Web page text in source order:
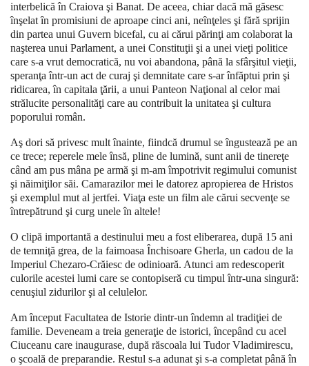
interbelică în Craiova şi Banat. De aceea, chiar dacă mă găsesc
înşelat în promisiuni de aproape cinci ani, neînţeles şi fără sprijin
din partea unui Guvern bicefal, cu ai cărui părinţi am colaborat la
naşterea unui Parlament, a unei Constituţii şi a unei vieţi politice
care s-a vrut democratică, nu voi abandona, până la sfârşitul vieţii,
speranţa într-un act de curaj şi demnitate care s-ar înfăptui prin şi
ridicarea, în capitala ţării, a unui Panteon Naţional al celor mai
strălucite personalităţi care au contribuit la unitatea şi cultura
poporului român.
Aş dori să privesc mult înainte, fiindcă drumul se îngustează pe an
ce trece; reperele mele însă, pline de lumină, sunt anii de tinereţe
când am pus mâna pe armă şi m-am împotrivit regimului comunist
şi năimiţilor săi. Camarazilor mei le datorez apropierea de Hristos
şi exemplul mut al jertfei. Viaţa este un film ale cărui secvenţe se
întrepătrund şi curg unele în altele!
O clipă importantă a destinului meu a fost eliberarea, după 15 ani
de temniţă grea, de la faimoasa Închisoare Gherla, un cadou de la
Imperiul Chezaro-Crăiesc de odinioară. Atunci am redescoperit
culorile acestei lumi care se contopiseră cu timpul într-una singură:
cenuşiul zidurilor şi al celulelor.
Am început Facultatea de Istorie dintr-un îndemn al tradiţiei de
familie. Deveneam a treia generaţie de istorici, începând cu acel
Ciuceanu care inaugurase, după răscoala lui Tudor Vladimirescu,
o şcoală de preparandie. Restul s-a adunat şi s-a completat până în